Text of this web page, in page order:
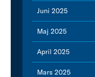
Juni 2025
Maj 2025
April 2025
Mars 2025